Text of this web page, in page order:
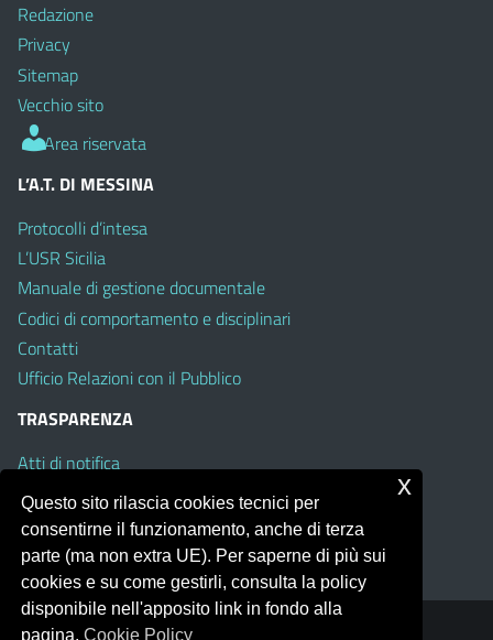
Redazione
Privacy
Sitemap
Vecchio sito
Area riservata
L’A.T. DI MESSINA
Protocolli d’intesa
L’USR Sicilia
Manuale di gestione documentale
Codici di comportamento e disciplinari
Contatti
Ufficio Relazioni con il Pubblico
TRASPARENZA
Atti di notifica
Albo on line
Amministrazione Trasparente
Obiettivi di Accessibilità
Questo sito rilascia cookies tecnici per
consentirne il funzionamento, anche di terza
parte (ma non extra UE). Per saperne di più sui
cookies e su come gestirli, consulta la policy
disponibile nell'apposito link in fondo alla
pagina.Cookie Policy
x